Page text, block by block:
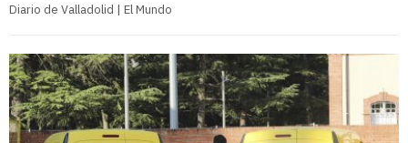
Diario de Valladolid | El Mundo